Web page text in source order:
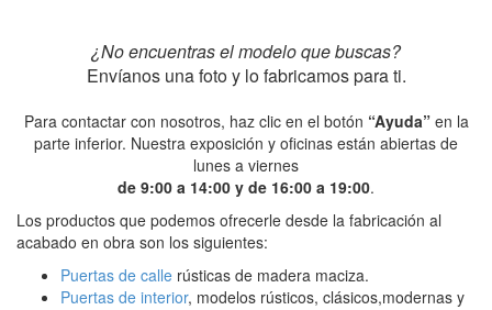
¿No encuentras el modelo que buscas?
Envíanos una foto y lo fabricamos para ti.
Para contactar con nosotros, haz clic en el botón “Ayuda”en la
parte inferior. Nuestra exposición y oficinas están abiertas de
lunes a viernes
de 9:00 a 14:00 y de 16:00 a 19:00.
Los productos que podemos ofrecerle desde la fabricación al
acabado en obra son los siguientes:
Puertas de calle rústicas de madera maciza.
Puertas de interior, modelos rústicos, clásicos,modernas y